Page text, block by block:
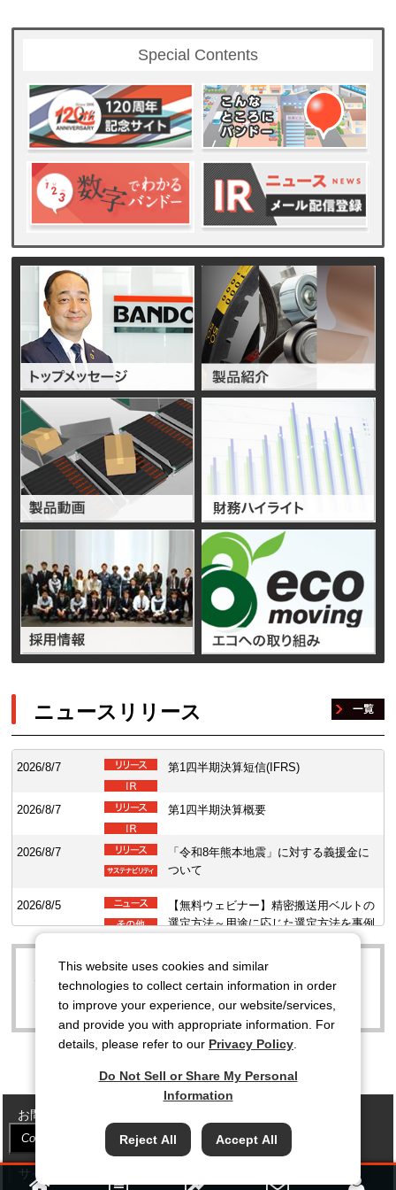
Special Contents
ニュースリリース
2026/8/7 第1四半期決算短信(IFRS)
2026/8/7 第1四半期決算概要
2026/8/7
「令和8年熊本地震」に対する義援金に
ついて
2026/8/5
【無料ウェビナー】精密搬送用ベルトの
選定方法～用途に応じた選定方法を事例
ダイヤモンド固定砥粒パッド「TOPX
D9」を販売開始
詐欺行為にご注意ください
お問い合わせ
クッキーポリシー ソーシャルメディアポリシー
サイトのご利用について
Cookie Settings
This website uses cookies and similar
technologies to collect certain information in order
to improve your experience, our website/services,
and provide you with appropriate information. For
details, please refer to our Privacy Policy
Do Not Sell or Share My Personal
Information
Reject All Accept All